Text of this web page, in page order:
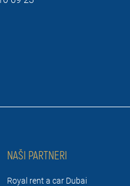
NAŠI PARTNERI
Royal rent a car Dubai